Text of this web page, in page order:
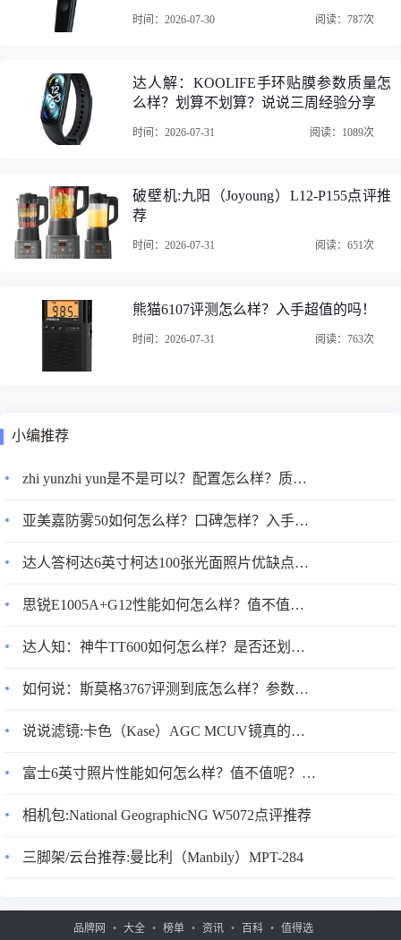
时间：2026-07-30 阅读：787次
达人解：KOOLIFE手环贴膜参数质量怎
么样？划算不划算？说说三周经验分享
时间：2026-07-31 阅读：1089次
破壁机:九阳（Joyoung）L12-P155点评推
荐
时间：2026-07-31 阅读：651次
熊猫6107评测怎么样？入手超值的吗！
时间：2026-07-31 阅读：763次
小编推荐
zhi yunzhi yun是不是可以？配置怎么样？质量究竟如何呢？
亚美嘉防雾50如何怎么样？口碑怎样？入手超值的吗？
达人答柯达6英寸柯达100张光面照片优缺点如何？优缺点分析参考！
思锐E1005A+G12性能如何怎么样？值不值呢？看见有人说不好！
达人知：神牛TT600如何怎么样？是否还划算？使用两星期感受告知！
如何说：斯莫格3767评测到底怎么样？参数如何？一周感受告知！
说说滤镜:卡色（Kase）AGC MCUV镜真的好吗?配置怎么样？
富士6英寸照片性能如何怎么样？值不值呢？看见有人说不好！
相机包:National GeographicNG W5072点评推荐
三脚架/云台推荐:曼比利（Manbily）MPT-284
品牌网 大全 榜单 资讯 百科 值得选